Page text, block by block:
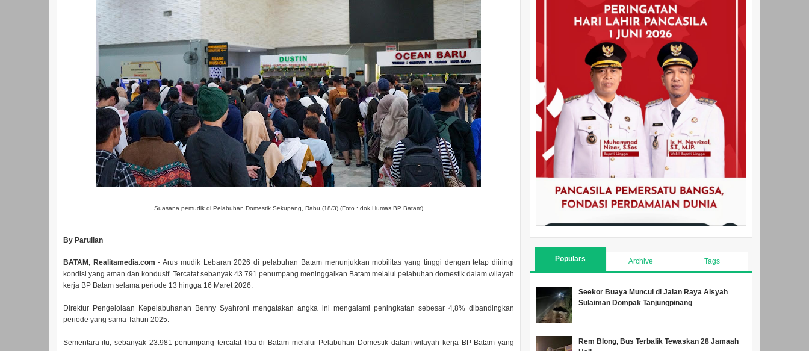
Suasana pemudik di Pelabuhan Domestik Sekupang, Rabu (18/3) (Foto : dok Humas BP Batam)
By Parulian
BATAM, Realitamedia.com - Arus mudik Lebaran 2026 di pelabuhan Batam menunjukkan mobilitas yang tinggi dengan tetap diiringi
kondisi yang aman dan kondusif. Tercatat sebanyak 43.791 penumpang meninggalkan Batam melalui pelabuhan domestik dalam wilayah
kerja BP Batam selama periode 13 hingga 16 Maret 2026.
Direktur Pengelolaan Kepelabuhanan Benny Syahroni mengatakan angka ini mengalami peningkatan sebesar 4,8% dibandingkan
periode yang sama Tahun 2025.
Sementara itu, sebanyak 23.981 penumpang tercatat tiba di Batam melalui Pelabuhan Domestik dalam wilayah kerja BP Batam yang
Populars Archive Tags
Seekor Buaya Muncul di Jalan Raya Aisyah
Sulaiman Dompak Tanjungpinang
Rem Blong, Bus Terbalik Tewaskan 28 Jamaah